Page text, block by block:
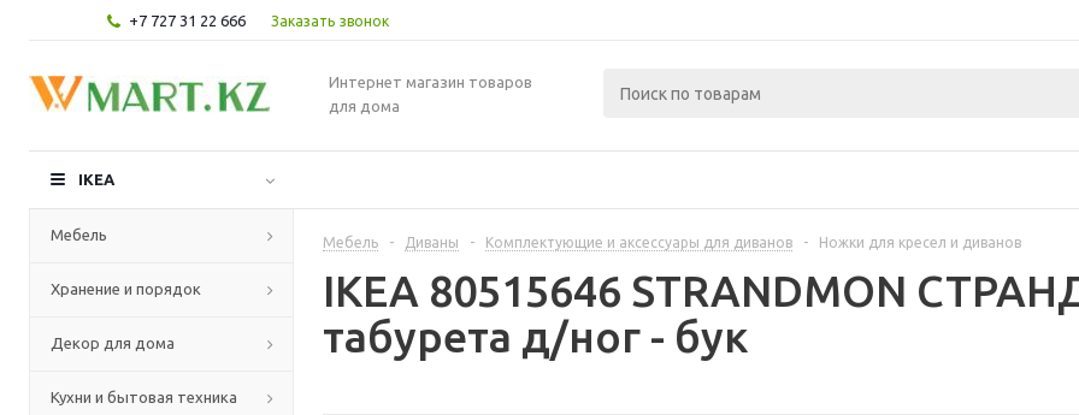
+7 727 31 22 666 Заказать звонок
Интернет магазин товаров
для дома
IKEA
Мебель
Хранение и порядок
Декор для дома
Кухни и бытовая техника
Мебель - Диваны - Комплектующие и аксессуары для диванов - Ножки для кресел и диванов
IKEA 80515646 STRANDMON
табурета д/ног - бук